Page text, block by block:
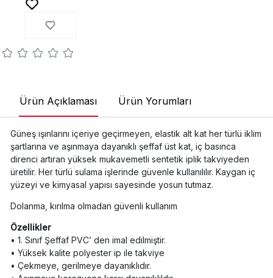
Ürün Açıklaması Ürün Yorumları
Güneş ışınlarını içeriye geçirmeyen, elastik alt kat her türlü iklim
şartlarına ve aşınmaya dayanıklı şeffaf üst kat, iç basınca
direnci artıran yüksek mukavemetli sentetik iplik takviyeden
üretilir. Her türlü sulama işlerinde güvenle kullanılılır. Kaygan iç
yüzeyi ve kimyasal yapısı sayesinde yosun tutmaz.
Dolanma, kırılma olmadan güvenli kullanım
Özellikler
• 1. Sınıf Şeffaf PVC’ den imal edilmiştir.
• Yüksek kalite polyester ip ile takviye
• Çekmeye, gerilmeye dayanıklıdır.